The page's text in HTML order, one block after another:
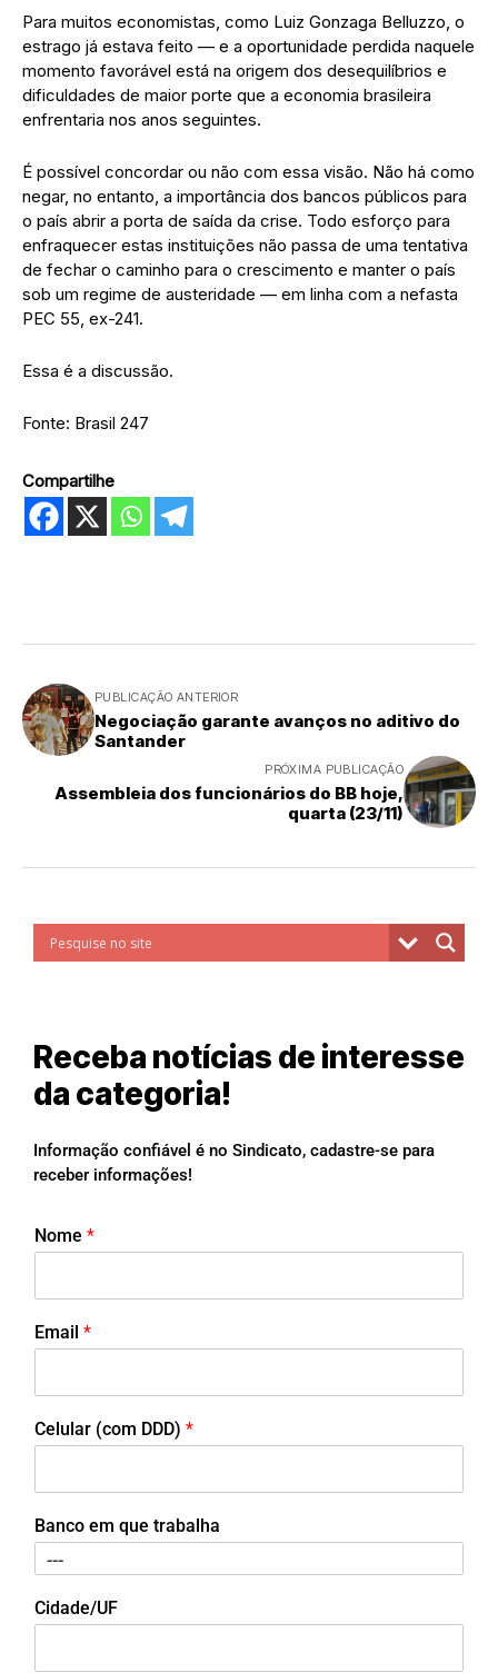
Para muitos economistas, como Luiz Gonzaga Belluzzo, o
estrago já estava feito — e a oportunidade perdida naquele
momento favorável está na origem dos desequilíbrios e
dificuldades de maior porte que a economia brasileira
enfrentaria nos anos seguintes.
É possível concordar ou não com essa visão. Não há como
negar, no entanto, a importância dos bancos públicos para
o país abrir a porta de saída da crise. Todo esforço para
enfraquecer estas instituições não passa de uma tentativa
de fechar o caminho para o crescimento e manter o país
sob um regime de austeridade — em linha com a nefasta
PEC 55, ex-241.
Essa é a discussão.
Fonte: Brasil 247
Compartilhe
PUBLICAÇÃO ANTERIOR
Negociação garante avanços no aditivo do
Santander
PRÓXIMA PUBLICAÇÃO
Assembleia dos funcionários do BB hoje,
quarta (23/11)
Receba notícias de interesse
da categoria!
Informação confiável é no Sindicato, cadastre-se para
receber informações!
Nome *
Email *
Celular (com DDD) *
Banco em que trabalha
Cidade/UF